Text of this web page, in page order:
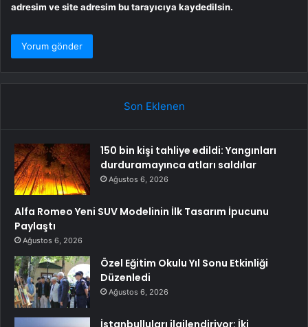
adresim ve site adresim bu tarayıcıya kaydedilsin.
Son Eklenen
150 bin kişi tahliye edildi: Yangınları
durduramayınca atları saldılar
Ağustos 6, 2026
Alfa Romeo Yeni SUV Modelinin İlk Tasarım İpucunu
Paylaştı
Ağustos 6, 2026
Özel Eğitim Okulu Yıl Sonu Etkinliği
Düzenledi
Ağustos 6, 2026
İstanbulluları ilgilendiriyor: İki